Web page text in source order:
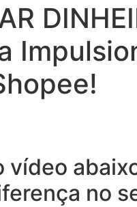
vídeo
no